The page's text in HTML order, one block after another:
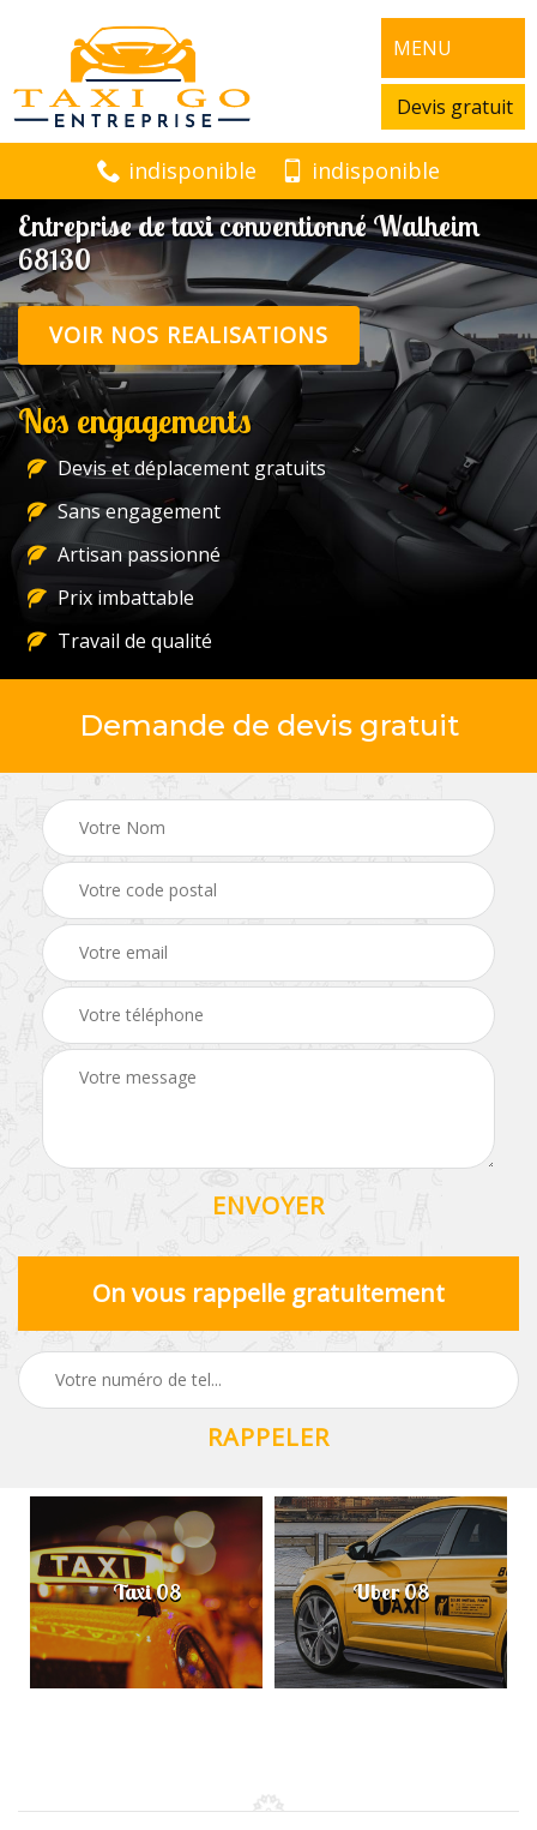
MENU
Devis gratuit
indisponible indisponible
Entreprise de taxi conventionné Walheim
68130
VOIR NOS REALISATIONS
Nos engagements
Devis et déplacement gratuits
Sans engagement
Artisan passionné
Prix imbattable
Travail de qualité
Demande de devis gratuit
On vous rappelle gratuitement
Taxi 08 Uber 08